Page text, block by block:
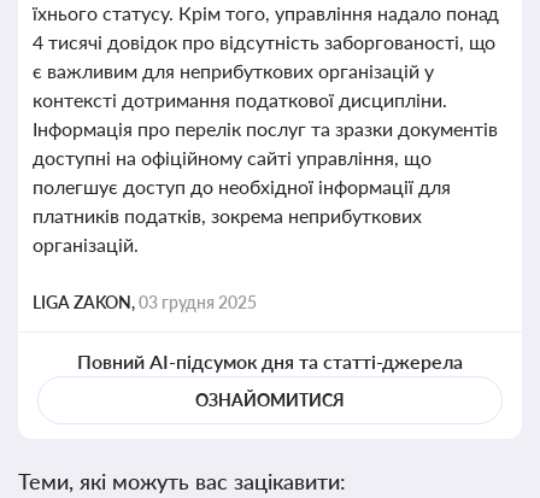
їхнього статусу. Крім того, управління надало понад
4 тисячі довідок про відсутність заборгованості, що
є важливим для неприбуткових організацій у
контексті дотримання податкової дисципліни.
Інформація про перелік послуг та зразки документів
доступні на офіційному сайті управління, що
полегшує доступ до необхідної інформації для
платників податків, зокрема неприбуткових
організацій.
LIGA ZAKON,03 грудня 2025
Повний AI-підсумок дня та статті-джерела
ОЗНАЙОМИТИСЯ
Теми, які можуть вас зацікавити: